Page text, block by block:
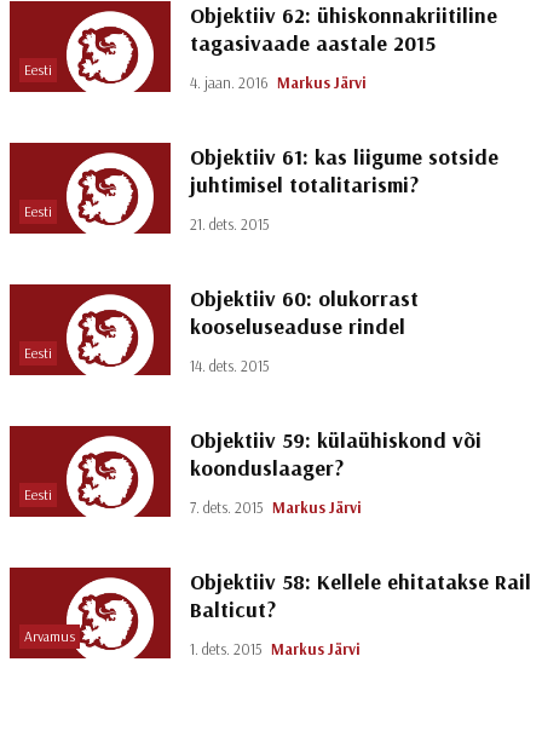
Eesti
Objektiiv 62: ühiskonnakriitiline
tagasivaade aastale 2015
4. jaan. 2016 Markus Järvi
Eesti
Objektiiv 61: kas liigume sotside
juhtimisel totalitarismi?
21. dets. 2015
Eesti
Objektiiv 60: olukorrast
kooseluseaduse rindel
14. dets. 2015
Eesti
Objektiiv 59: külaühiskond või
koonduslaager?
7. dets. 2015 Markus Järvi
Arvamus
Objektiiv 58: Kellele ehitatakse Rail
Balticut?
1. dets. 2015 Markus Järvi